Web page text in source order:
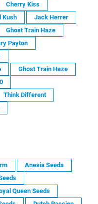
Cherry Kiss
Kush
Jack Herrer
Ghost Train Haze
Payton
Ghost Train Haze
Think Different
Anesia Seeds
Queen Seeds